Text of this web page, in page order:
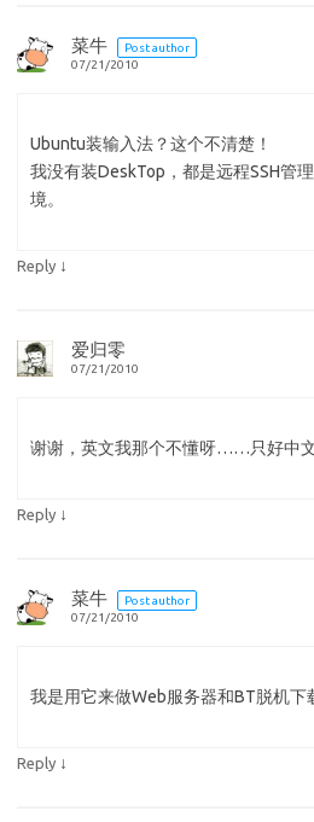
菜牛
Post author
07/21/2010
Ubuntu装输入法？这个不清楚！
我没有装DeskTop，都是远程SSH管
境。
Reply ↓
爱归零
07/21/2010
谢谢，英文我那个不懂呀……只好中
Reply ↓
菜牛
Post author
07/21/2010
我是用它来做Web服务器和BT脱机下
Reply ↓